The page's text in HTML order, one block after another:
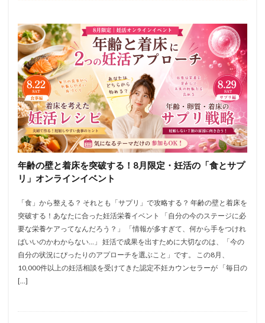
年齢の壁と着床を突破する！8月限定・妊活の「食とサプ
リ」オンラインイベント
「食」から整える？ それとも「サプリ」で攻略する？ 年齢の壁と着床を
突破する！あなたに合った妊活栄養イベント 「自分の今のステージに必
要な栄養ケアってなんだろう？」 「情報が多すぎて、何から手をつけれ
ばいいのかわからない…」 妊活で成果を出すために大切なのは、「今の
自分の状況にぴったりのアプローチを選ぶこと」です。 この8月、
10,000件以上の妊活相談を受けてきた認定不妊カウンセラーが 「毎日の
[…]